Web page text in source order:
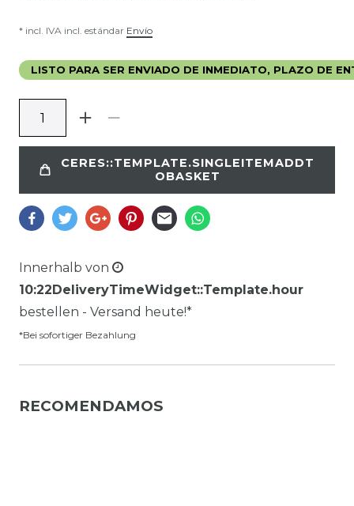
* incl. IVA incl. estándar Envío
LISTO PARA SER ENVIADO DE INMEDIATO, PLAZO DE
CERES::TEMPLATE.SINGLEITEMADDT
OBASKET
Innerhalb von
10:22DeliveryTimeWidget::Template.hour
bestellen - Versand heute!*
*Bei sofortiger Bezahlung
RECOMENDAMOS